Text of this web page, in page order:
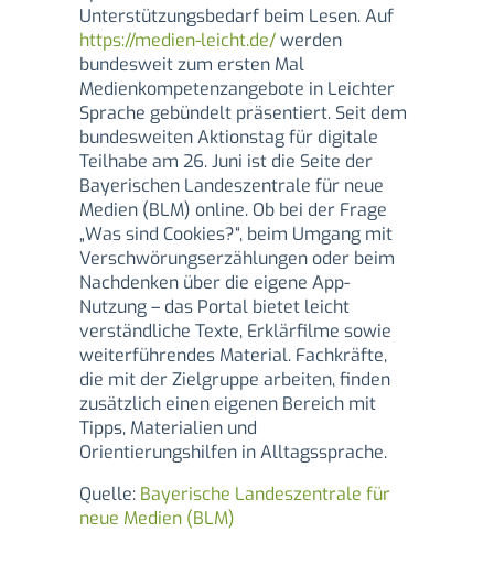
Unterstützungsbedarf beim Lesen. Auf
https://medien-leicht.de/werden
bundesweit zum ersten Mal
Medienkompetenzangebote in Leichter
Sprache gebündelt präsentiert. Seit dem
bundesweiten Aktionstag für digitale
Teilhabe am 26. Juni ist die Seite der
Bayerischen Landeszentrale für neue
Medien (BLM) online. Ob bei der Frage
„Was sind Cookies?“, beim Umgang mit
Verschwörungserzählungen oder beim
Nachdenken über die eigene App-
Nutzung – das Portal bietet leicht
verständliche Texte, Erklärfilme sowie
weiterführendes Material. Fachkräfte,
die mit der Zielgruppe arbeiten, finden
zusätzlich einen eigenen Bereich mit
Tipps, Materialien und
Orientierungshilfen in Alltagssprache.
Quelle: Bayerische Landeszentrale für
neue Medien (BLM)